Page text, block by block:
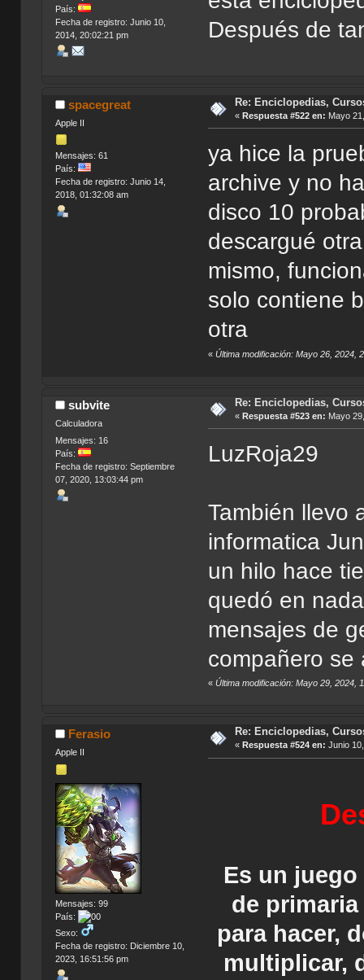
País:
Fecha de registro: Junio 10,
2014, 20:02:21 pm
Después de
spacegreat
Apple II
Mensajes: 61
País:
Fecha de registro: Junio 14,
2018, 01:32:08 am
Re: Enciclopedias,
« Respuesta #522 en: Mayo
ya hice la
archive y no
disco 10
descargué
mismo,
solo contiene
otra
«Última modificación: Mayo 26, 2024,
subvite
Calculadora
Mensajes: 16
País:
Fecha de registro: Septiembre
07, 2020, 13:03:44 pm
Re: Enciclopedias,
« Respuesta #523 en: Mayo
LuzRoja29
También llevo
informatica
un hilo hace
quedó en
mensajes de
compañero
«Última modificación: Mayo 29, 2024,
Ferasio
Apple II
Mensajes: 99
País:
Sexo:
Fecha de registro: Diciembre 10,
2023, 16:51:56 pm
Re: Enciclopedias,
« Respuesta #524 en: Junio
Es un juego
de
para hacer,
multiplicar,